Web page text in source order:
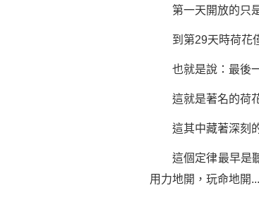
第一天開放的只是
到第29天時荷花僅
也就是說：最後一
這就是著名的荷花
這其中藏著深刻的
這個定律最早是
用力地開，玩命地開